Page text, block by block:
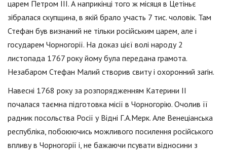
царем Петром III. А наприкінці того ж місяця в Цетіньє
зібралася скупщина, в якій брало участь 7 тис. чоловік. Там
Стефан був визнаний не тільки російським царем, але і
государем Чорногорії. На доказ цієї волі народу 2
листопада 1767 року йому була передана грамота.
Незабаром Стефан Малий створив свиту і охоронний загін.
Навесні 1768 року за розпорядженням Катерини II
почалася таємна підготовка місії в Чорногорію. Очолив її
радник посольства Росії у Відні Г.А.Мерк. Але Венеціанська
республіка, побоюючись можливого посилення російського
впливу в Чорногорії і, не бажаючи псувати відносини з